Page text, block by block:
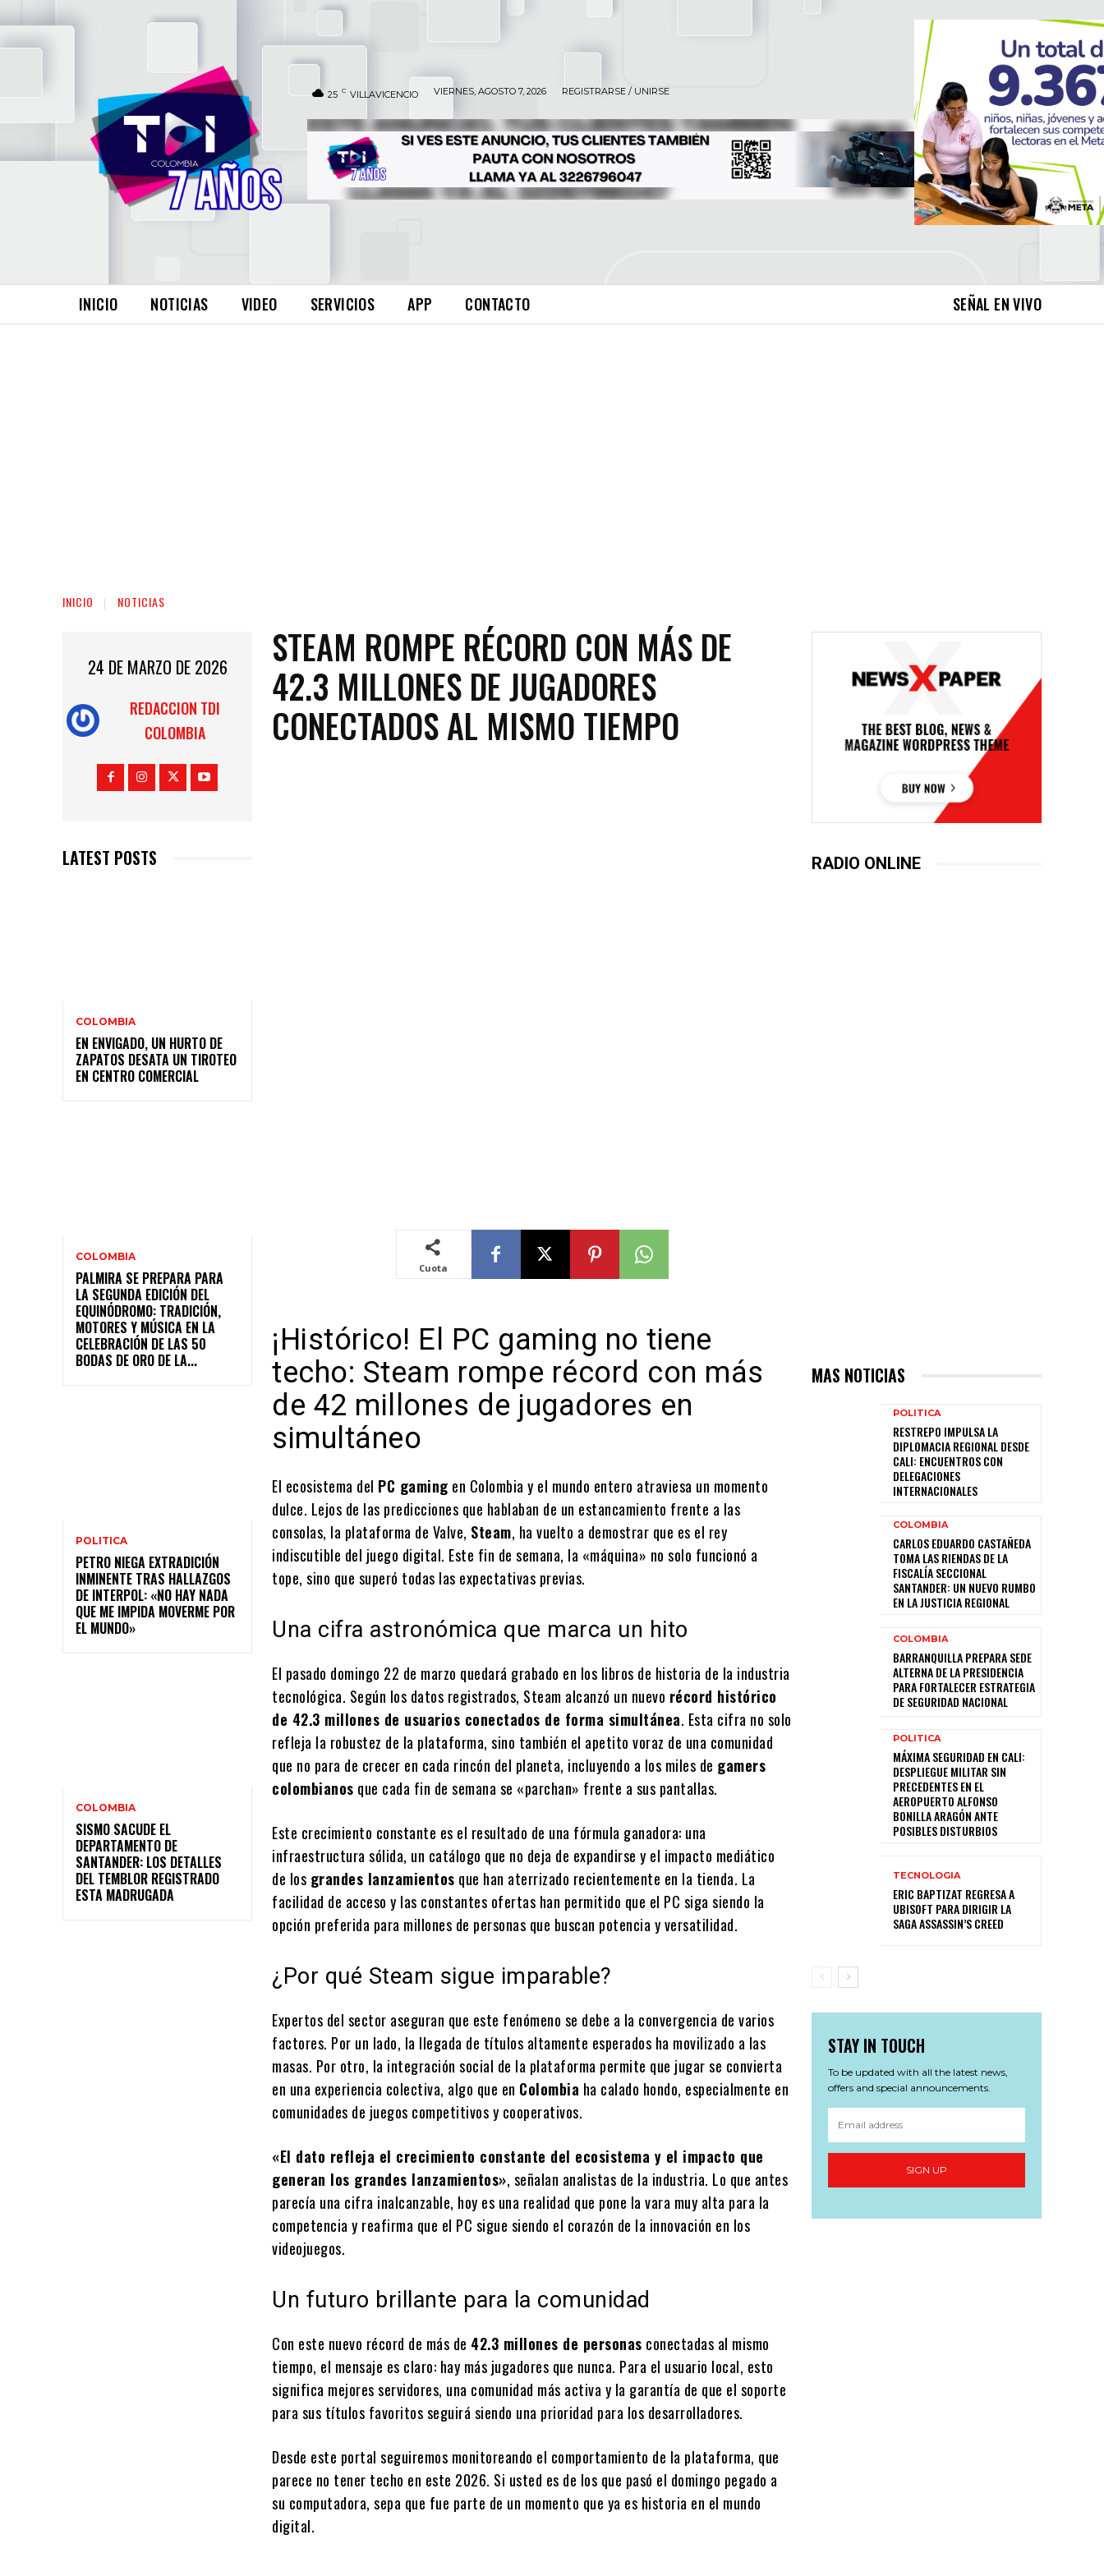
25 C VILLAVICENCIO VIERNES, AGOSTO 7, 2026 REGISTRARSE / UNIRSE
INICIO NOTICIAS VIDEO SERVICIOS APP CONTACTO SEÑAL EN VIVO
INICIO NOTICIAS
24 DE MARZO DE 2026
REDACCION TDI
COLOMBIA
LATEST POSTS
COLOMBIA
EN ENVIGADO, UN HURTO DE
ZAPATOS DESATA UN TIROTEO
EN CENTRO COMERCIAL
COLOMBIA
PALMIRA SE PREPARA PARA
LA SEGUNDA EDICIÓN DEL
EQUINÓDROMO: TRADICIÓN,
MOTORES Y MÚSICA EN LA
CELEBRACIÓN DE LAS 50
BODAS DE ORO DE LA...
POLITICA
PETRO NIEGA EXTRADICIÓN
INMINENTE TRAS HALLAZGOS
DE INTERPOL: «NO HAY NADA
QUE ME IMPIDA MOVERME POR
EL MUNDO»
COLOMBIA
SISMO SACUDE EL
DEPARTAMENTO DE
SANTANDER: LOS DETALLES
DEL TEMBLOR REGISTRADO
ESTA MADRUGADA
STEAM ROMPE RÉCORD CON MÁS DE
42.3 MILLONES DE JUGADORES
CONECTADOS AL MISMO TIEMPO
Cuota
¡Histórico! El PC gaming no tiene
techo: Steam rompe récord con más
de 42 millones de jugadores en
simultáneo
El ecosistema del PC gaming en Colombia y el mundo entero atraviesa un momento
dulce. Lejos de las predicciones que hablaban de un estancamiento frente a las
consolas, la plataforma de Valve, Steam, ha vuelto a demostrar que es el rey
indiscutible del juego digital. Este fin de semana, la «máquina» no solo funcionó a
tope, sino que superó todas las expectativas previas.
Una cifra astronómica que marca un hito
El pasado domingo 22 de marzo quedará grabado en los libros de historia de la industria
tecnológica. Según los datos registrados, Steam alcanzó un nuevo récord histórico
de 42.3 millones de usuarios conectados de forma simultánea. Esta cifra no solo
refleja la robustez de la plataforma, sino también el apetito voraz de una comunidad
que no para de crecer en cada rincón del planeta, incluyendo a los miles de gamers
colombianos que cada fin de semana se «parchan» frente a sus pantallas.
Este crecimiento constante es el resultado de una fórmula ganadora: una
infraestructura sólida, un catálogo que no deja de expandirse y el impacto mediático
de los grandes lanzamientos que han aterrizado recientemente en la tienda. La
facilidad de acceso y las constantes ofertas han permitido que el PC siga siendo la
opción preferida para millones de personas que buscan potencia y versatilidad.
¿Por qué Steam sigue imparable?
Expertos del sector aseguran que este fenómeno se debe a la convergencia de varios
factores. Por un lado, la llegada de títulos altamente esperados ha movilizado a las
masas. Por otro, la integración social de la plataforma permite que jugar se convierta
en una experiencia colectiva, algo que en Colombia ha calado hondo, especialmente en
comunidades de juegos competitivos y cooperativos.
«El dato refleja el crecimiento constante del ecosistema y el impacto que
generan los grandes lanzamientos», señalan analistas de la industria. Lo que antes
parecía una cifra inalcanzable, hoy es una realidad que pone la vara muy alta para la
competencia y reafirma que el PC sigue siendo el corazón de la innovación en los
videojuegos.
Un futuro brillante para la comunidad
Con este nuevo récord de más de 42.3 millones de personas conectadas al mismo
tiempo, el mensaje es claro: hay más jugadores que nunca. Para el usuario local, esto
significa mejores servidores, una comunidad más activa y la garantía de que el soporte
para sus títulos favoritos seguirá siendo una prioridad para los desarrolladores.
Desde este portal seguiremos monitoreando el comportamiento de la plataforma, que
parece no tener techo en este 2026. Si usted es de los que pasó el domingo pegado a
su computadora, sepa que fue parte de un momento que ya es historia en el mundo
digital.
RADIO ONLINE
MAS NOTICIAS
POLITICA
RESTREPO IMPULSA LA
DIPLOMACIA REGIONAL DESDE
CALI: ENCUENTROS CON
DELEGACIONES
INTERNACIONALES
COLOMBIA
CARLOS EDUARDO CASTAÑEDA
TOMA LAS RIENDAS DE LA
FISCALÍA SECCIONAL
SANTANDER: UN NUEVO RUMBO
EN LA JUSTICIA REGIONAL
COLOMBIA
BARRANQUILLA PREPARA SEDE
ALTERNA DE LA PRESIDENCIA
PARA FORTALECER ESTRATEGIA
DE SEGURIDAD NACIONAL
POLITICA
MÁXIMA SEGURIDAD EN CALI:
DESPLIEGUE MILITAR SIN
PRECEDENTES EN EL
AEROPUERTO ALFONSO
BONILLA ARAGÓN ANTE
POSIBLES DISTURBIOS
TECNOLOGIA
ERIC BAPTIZAT REGRESA A
UBISOFT PARA DIRIGIR LA
SAGA ASSASSIN’S CREED
STAY IN TOUCH
To be updated with all the latest news,
offers and special announcements.
SIGN UP